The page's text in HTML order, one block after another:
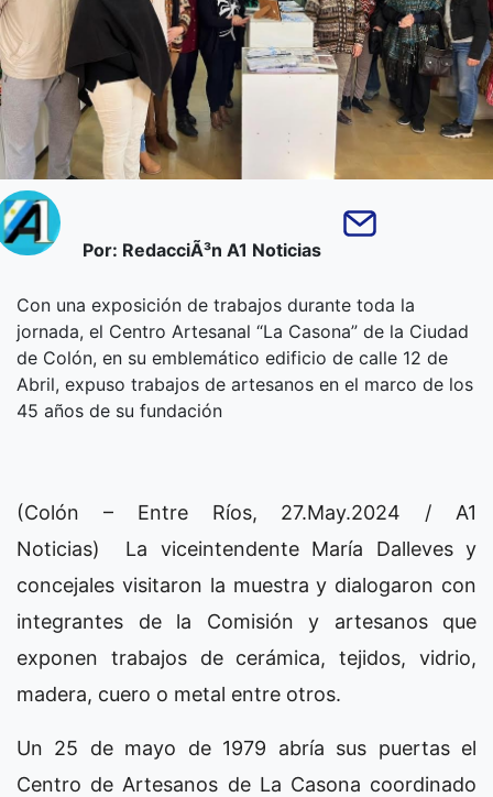
Por: RedacciÃ³n A1 Noticias
Con una exposición de trabajos durante toda la
jornada, el Centro Artesanal “La Casona” de la Ciudad
de Colón, en su emblemático edificio de calle 12 de
Abril, expuso trabajos de artesanos en el marco de los
45 años de su fundación
(Colón – Entre Ríos, 27.May.2024 / A1
Noticias) La viceintendente María Dalleves y
concejales visitaron la muestra y dialogaron con
integrantes de la Comisión y artesanos que
exponen trabajos de cerámica, tejidos, vidrio,
madera, cuero o metal entre otros.
Un 25 de mayo de 1979 abría sus puertas el
Centro de Artesanos de La Casona coordinado